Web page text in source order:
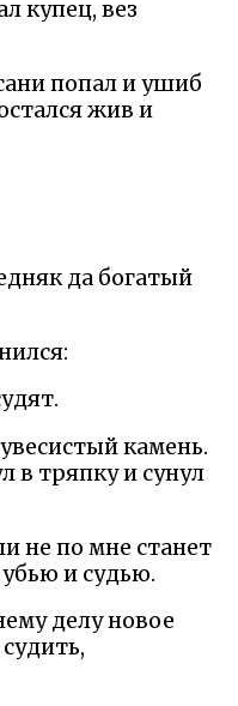
купец, вез
попал и ушиб
жив и
да богатый
камень.
в тряпку и сунул
не по мне станет
убью и судью.
делу новое